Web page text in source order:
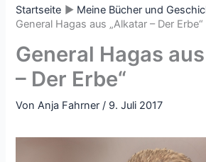
Startseite
Meine Bücher und
General Hagas aus „Alkatar – Der Erbe“
General Hagas
– Der Erbe“
VonAnja Fahrner/ 9. Juli 2017